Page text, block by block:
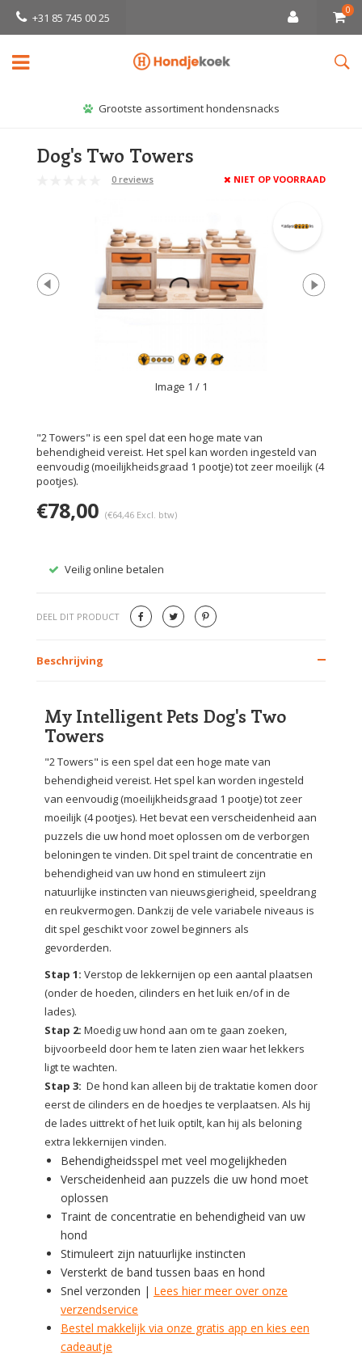
+31 85 745 00 25
0
Grootste assortiment hondensnacks
Dog's Two Towers
0 reviews NIET OP VOORRAAD
Image 1 / 1
"2 Towers" is een spel dat een hoge mate van
behendigheid vereist. Het spel kan worden ingesteld van
eenvoudig (moeilijkheidsgraad 1 pootje) tot zeer moeilijk (4
pootjes).
€78,00 (€64,46 Excl. btw)
Veilig online betalen
DEEL DIT PRODUCT
Beschrijving
My Intelligent Pets Dog's Two
Towers
"2 Towers" is een spel dat een hoge mate van
behendigheid vereist. Het spel kan worden ingesteld
van eenvoudig (moeilijkheidsgraad 1 pootje) tot zeer
moeilijk (4 pootjes). Het bevat een verscheidenheid aan
puzzels die uw hond moet oplossen om de verborgen
beloningen te vinden. Dit spel traint de concentratie en
behendigheid van uw hond en stimuleert zijn
natuurlijke instincten van nieuwsgierigheid, speeldrang
en reukvermogen. Dankzij de vele variabele niveaus is
dit spel geschikt voor zowel beginners als
gevorderden.
Stap 1: Verstop de lekkernijen op een aantal plaatsen
(onder de hoeden, cilinders en het luik en/of in de
lades).
Stap 2: Moedig uw hond aan om te gaan zoeken,
bijvoorbeeld door hem te laten zien waar het lekkers
ligt te wachten.
Stap 3: De hond kan alleen bij de traktatie komen door
eerst de cilinders en de hoedjes te verplaatsen. Als hij
de lades uittrekt of het luik optilt, kan hij als beloning
extra lekkernijen vinden.
Behendigheidsspel met veel mogelijkheden
Verscheidenheid aan puzzels die uw hond moet
oplossen
Traint de concentratie en behendigheid van uw
hond
Stimuleert zijn natuurlijke instincten
Versterkt de band tussen baas en hond
Snel verzonden | Lees hier meer over onze
verzendservice
Bestel makkelijk via onze gratis app en kies een
cadeautje